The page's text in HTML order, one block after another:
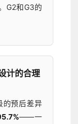
G2和G3的
计的合理
的预后差异
——一